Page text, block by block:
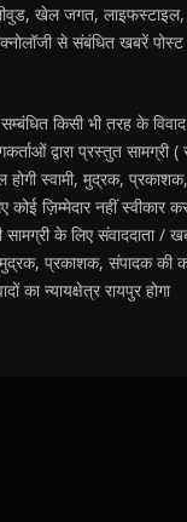
खेल जगत,
से संबंधित खबरें पोस्ट
किसी भी तरह के
द्वारा प्रस्तुत सामग्री (
होगी स्वामी, मुद्रक,
ज़िम्मेदार नहीं स्वीकार
सामग्री के लिए संवाददाता /
मुद्रक, प्रकाशक, संपादक की
का न्यायक्षेत्र रायपुर होगा